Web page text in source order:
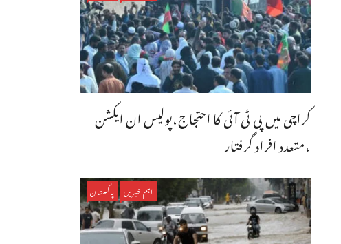
کراچی میں پی ٹی آئی کا احتجاج،پولیس ان ایکشن
،متعدد افراد گرفتار
اہم خبریں پاکستان